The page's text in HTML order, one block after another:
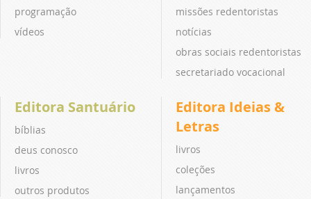
programação
vídeos
missões redentoristas
notícias
obras sociais redentoristas
secretariado vocacional
Editora Santuário
bíblias
deus conosco
livros
outros produtos
Editora Ideias &
Letras
livros
coleções
lançamentos